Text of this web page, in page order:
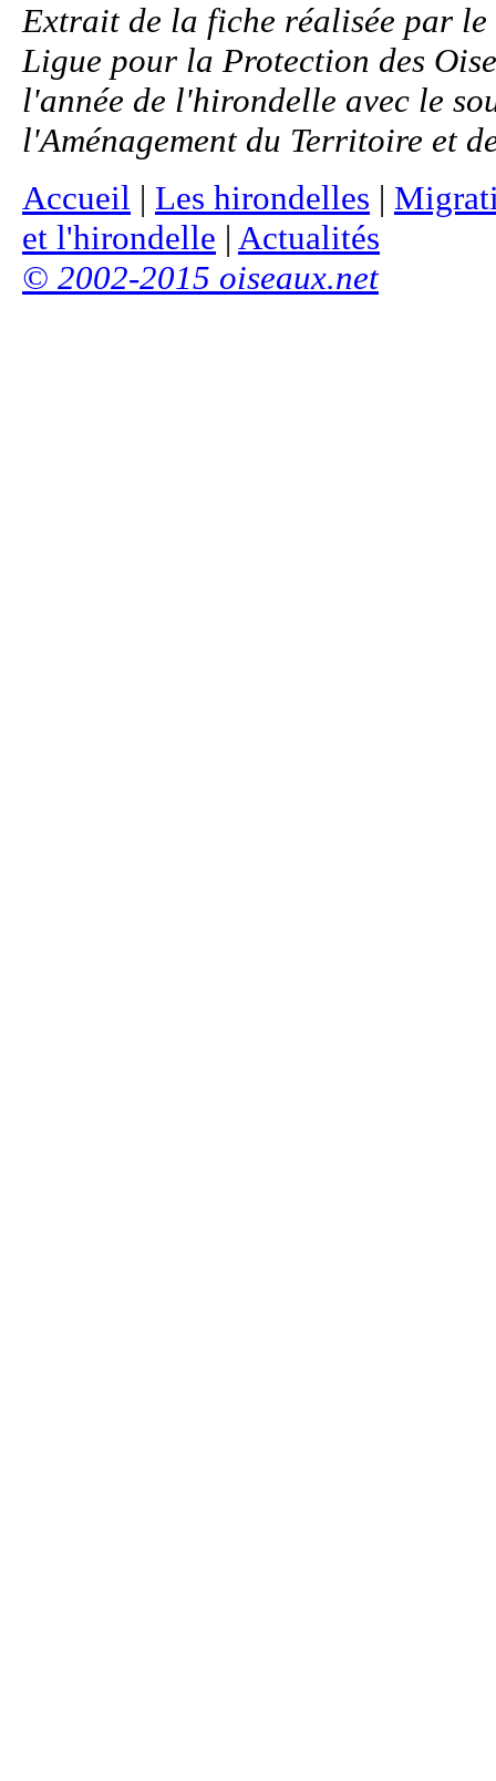
Extrait de la fiche réalisée par
Ligue pour la Protection des
l'année de l'hirondelle avec le
l'Aménagement du Territoire et
Accueil | Les hirondelles |
et l'hirondelle | Actualités
© 2002-2015 oiseaux.net